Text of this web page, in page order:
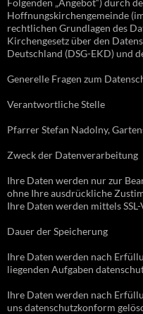
Hoffnungskirchengemeinde
rechtlichen Grundlagen des
Kirchengesetz über den
Deutschland (DSG-EKD) und
Generelle Fragen zum
Verantwortliche Stelle
Pfarrer Stefan Nadolny,
Zweck der Datenverarbeitung
Ihre Daten werden nur zur
ohne Ihre ausdrückliche
Ihre Daten werden mittels
Dauer der Speicherung
Ihre Daten werden nach
liegenden Aufgaben
Ihre Daten werden nach
uns datenschutzkonform